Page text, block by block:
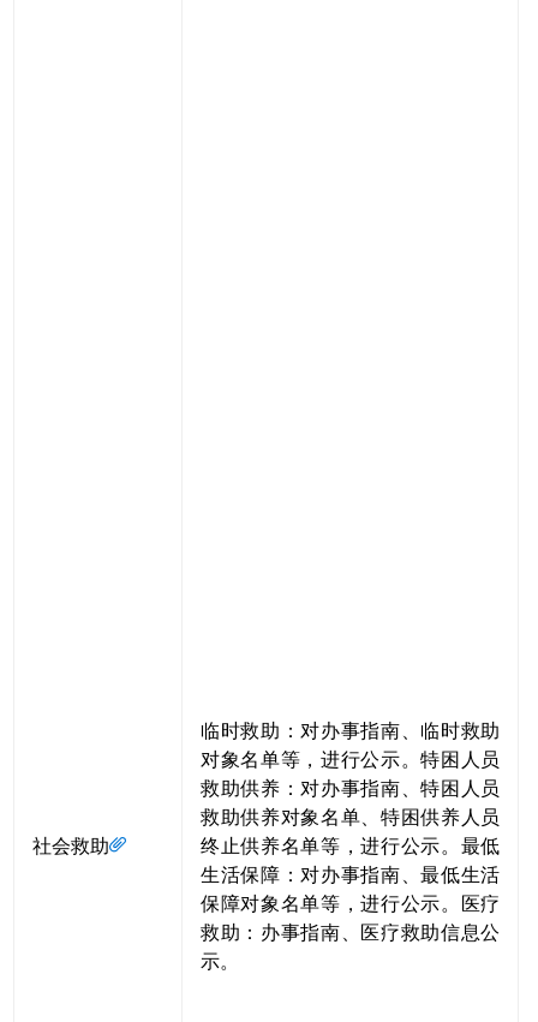
社会救助
临时救助：对办事指南、临时救助
对象名单等，进行公示。特困人员
救助供养：对办事指南、特困人员
救助供养对象名单、特困供养人员
终止供养名单等，进行公示。最低
生活保障：对办事指南、最低生活
保障对象名单等，进行公示。医疗
救助：办事指南、医疗救助信息公
示。